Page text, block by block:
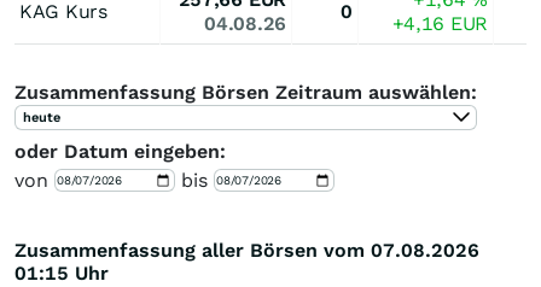
KAG Kurs
04.08.26
0
+4,16 EUR
Zusammenfassung Börsen Zeitraum auswählen:
heute
oder Datum eingeben:
von
bis
Zusammenfassung aller Börsen vom 07.08.2026
01:15 Uhr